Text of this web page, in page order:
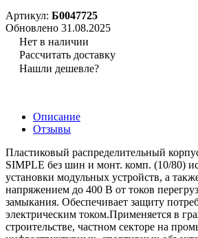
Артикул: Б0047725
Обновлено 31.08.2025
Нет в наличии
Рассчитать доставку
Нашли дешевле?
Описание
Отзывы
Пластиковый распределительный
SIMPLE без шин и монт. комп. (10/80)
установки модульных устройств, а
напряжением до 400 В от токов
замыкания. Обеспечивает защиту
электрическим током.Применяется в
строительстве, частном секторе на